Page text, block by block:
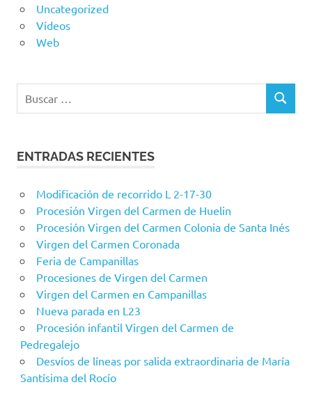
Uncategorized
Vídeos
Web
BUSCAR
ENTRADAS RECIENTES
Modificación de recorrido L 2-17-30
Procesión Virgen del Carmen de Huelin
Procesión Virgen del Carmen Colonia de Santa Inés
Virgen del Carmen Coronada
Feria de Campanillas
Procesiones de Virgen del Carmen
Virgen del Carmen en Campanillas
Nueva parada en L23
Procesión infantil Virgen del Carmen de
Pedregalejo
Desvíos de líneas por salida extraordinaria de María
Santísima del Rocío